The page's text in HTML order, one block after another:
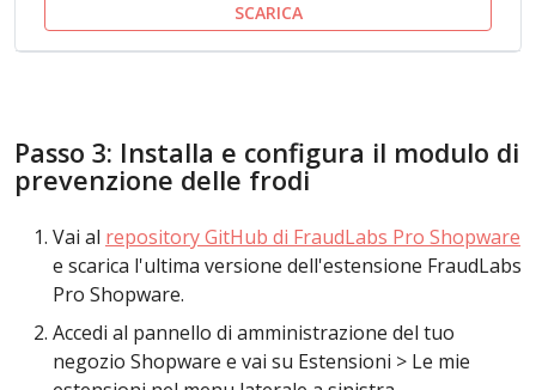
SCARICA
Passo 3: Installa e configura il modulo di
prevenzione delle frodi
Vai al repository GitHub di FraudLabs Pro Shopware
e scarica l'ultima versione dell'estensione FraudLabs
Pro Shopware.
Accedi al pannello di amministrazione del tuo
negozio Shopware e vai su Estensioni > Le mie